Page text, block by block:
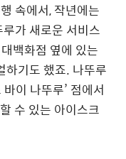
속에서, 작년에는
가 새로운 서비스
백화점 옆에 있는
하기도 했죠. 나뚜루
이 나뚜루’ 점에서
수 있는 아이스크